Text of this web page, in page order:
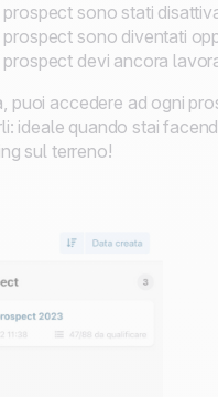
prospect sono stati
prospect sono diventati
prospect devi ancora
puoi accedere ad ogni
ideale quando stai
sul terreno!